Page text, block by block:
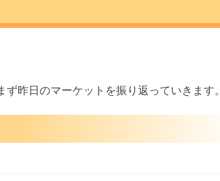
昨日のマーケットを振り返っていきます。